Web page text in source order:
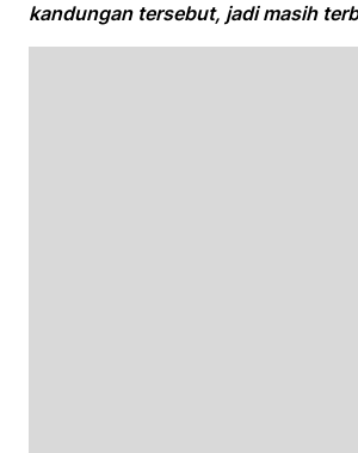
kandungan tersebut, jadi masih